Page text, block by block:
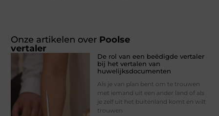
Onze artikelen over Poolse
vertaler
De rol van een beëdigde vertaler
bij het vertalen van
huwelijksdocumenten
Als je van plan bent om te trouwen
met iemand uit een ander land of als
je zelf uit het buitenland komt en wilt
trouwen